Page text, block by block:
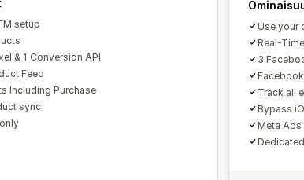
setup
& 1 Conversion API
Feed
Including Purchase
sync
Use your
Real-
3
Track all
Bypass
Meta